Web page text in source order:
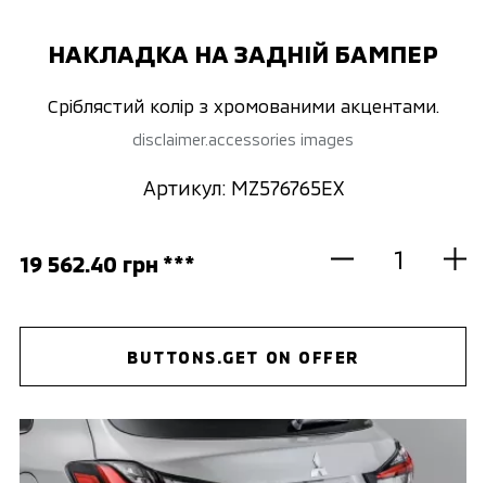
НАКЛАДКА НА ЗАДНІЙ БАМПЕР
Сріблястий колір з хромованими акцентами.
disclaimer.accessories images
Артикул: MZ576765EX
19 562.40 грн ***
BUTTONS.GET ON OFFER